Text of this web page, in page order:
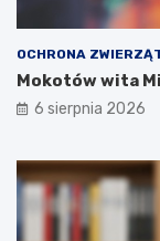
OCHRONA
Mokotów wita
6 sierpnia 2026